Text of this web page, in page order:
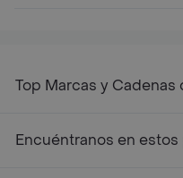
Top Marcas y Cadenas
Encuéntranos en estos